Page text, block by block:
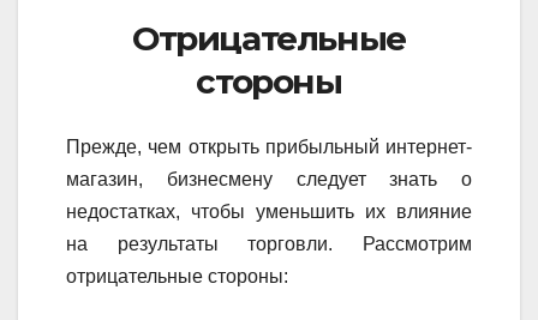
Отрицательные
стороны
Прежде, чем открыть прибыльный интернет-
магазин, бизнесмену следует знать о
недостатках, чтобы уменьшить их влияние
на результаты торговли. Рассмотрим
отрицательные стороны: